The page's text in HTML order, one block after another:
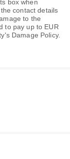
box when
contact details
to the
to pay up to EUR
Damage Policy.